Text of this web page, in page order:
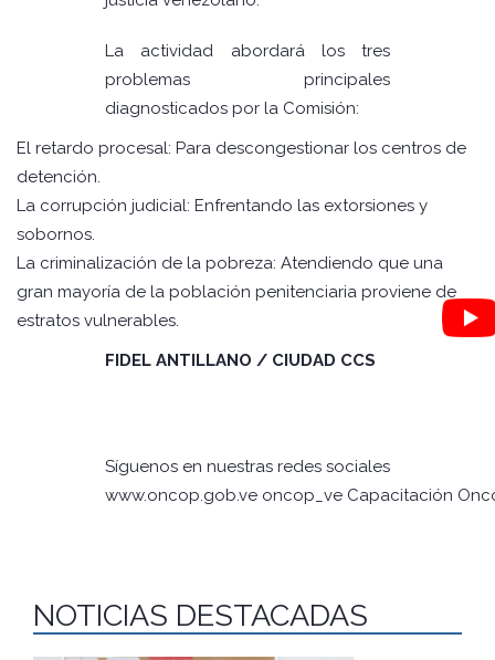
La actividad abordará los tres
problemas principales
diagnosticados por la Comisión:
El retardo procesal: Para descongestionar los centros de
detención.
La corrupción judicial: Enfrentando las extorsiones y
sobornos.
La criminalización de la pobreza: Atendiendo que una
gran mayoría de la población penitenciaria proviene de
estratos vulnerables.
FIDEL ANTILLANO / CIUDAD CCS
Síguenos en nuestras redes sociales
www.oncop.gob.ve oncop_ve Capacitación
NOTICIAS DESTACADAS